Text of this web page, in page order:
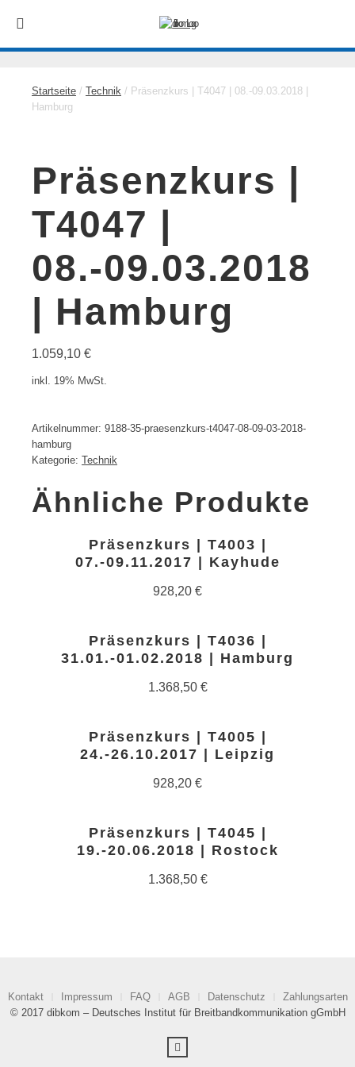
Startseite / Technik / Präsenzkurs | T4047 | 08.-09.03.2018 |
Hamburg
Präsenzkurs |
T4047 |
08.-09.03.2018
| Hamburg
1.059,10 €
inkl. 19% MwSt.
Artikelnummer: 9188-35-praesenzkurs-t4047-08-09-03-2018-
hamburg
Kategorie: Technik
Ähnliche Produkte
Präsenzkurs | T4003 |
07.-09.11.2017 | Kayhude
928,20 €
Präsenzkurs | T4036 |
31.01.-01.02.2018 | Hamburg
1.368,50 €
Präsenzkurs | T4005 |
24.-26.10.2017 | Leipzig
928,20 €
Präsenzkurs | T4045 |
19.-20.06.2018 | Rostock
1.368,50 €
Kontakt Impressum FAQ AGB Datenschutz
Zahlungsarten
© 2017 dibkom – Deutsches Institut für Breitbandkommunikation gGmbH